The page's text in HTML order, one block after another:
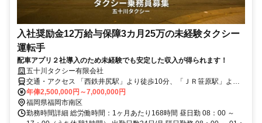
入社奨励金12万給与保障3カ月25万の未経験タクシー
運転手
配車アプリ２社導入のため未経験でも安定した収入が得られます！
五十川タクシー有限会社
交通・アクセス 「西鉄井尻駅」より徒歩10分、「ＪＲ笹原駅」より
徒歩15分 ★車・バイク・自転車通勤ＯＫ
年俸2,500,000円～7,000,000円
福岡県福岡市南区
勤務時間詳細 総労働時間：1ヶ月あたり168時間 昼日勤 08：00 ～